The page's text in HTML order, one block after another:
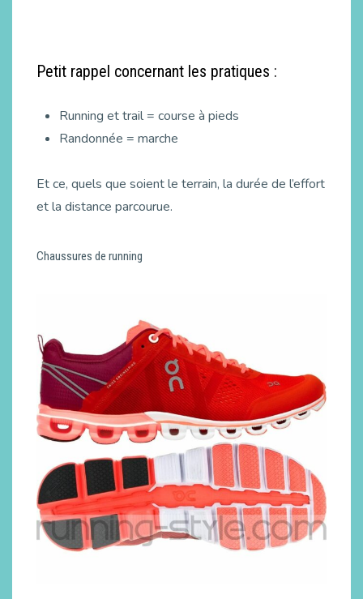
Petit rappel concernant les pratiques :
Running et trail = course à pieds
Randonnée = marche
Et ce, quels que soient le terrain, la durée de l’effort
et la distance parcourue.
Chaussures de running